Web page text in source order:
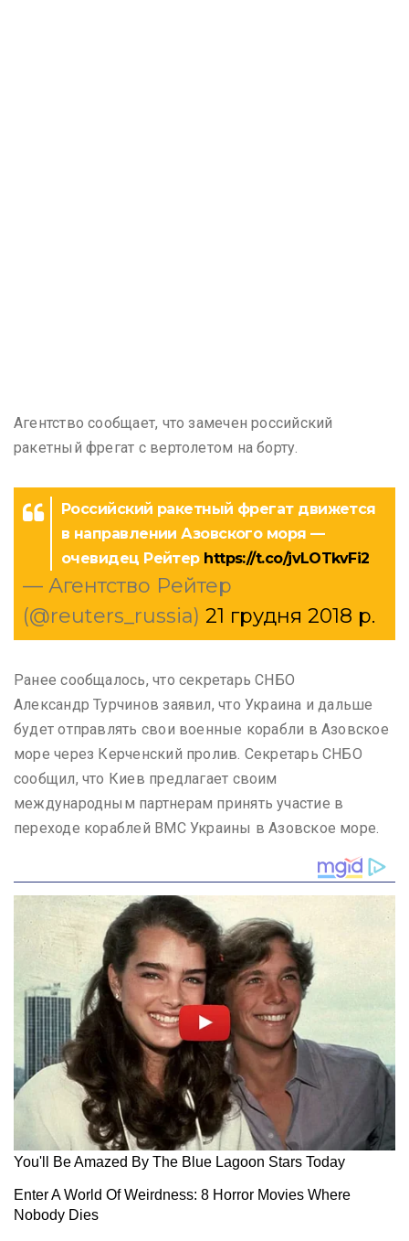
Агентство сообщает, что замечен российский
ракетный фрегат с вертолетом на борту.
Российский ракетный фрегат движется
в направлении Азовского моря —
очевидец Рейтер https://t.co/jvLOTkvFi2
— Агентство Рейтер
(@reuters_russia) 21 грудня 2018 р.
Ранее сообщалось, что секретарь СНБО
Александр Турчинов заявил, что Украина и дальше
будет отправлять свои военные корабли в Азовское
море через Керченский пролив. Секретарь СНБО
сообщил, что Киев предлагает своим
международным партнерам принять участие в
переходе кораблей ВМС Украины в Азовское море.